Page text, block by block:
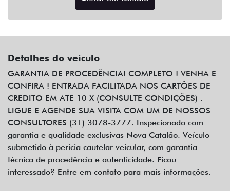
Detalhes do veículo
GARANTIA DE PROCEDÊNCIA! COMPLETO ! VENHA E
CONFIRA ! ENTRADA FACILITADA NOS CARTÕES DE
CREDITO EM ATE 10 X (CONSULTE CONDIÇÕES) .
LIGUE E AGENDE SUA VISITA COM UM DE NOSSOS
CONSULTORES (31) 3078-3777. Inspecionado com
garantia e qualidade exclusivas Nova Catalão. Veículo
submetido à perícia cautelar veicular, com garantia
técnica de procedência e autenticidade. Ficou
interessado? Entre em contato para mais informações.